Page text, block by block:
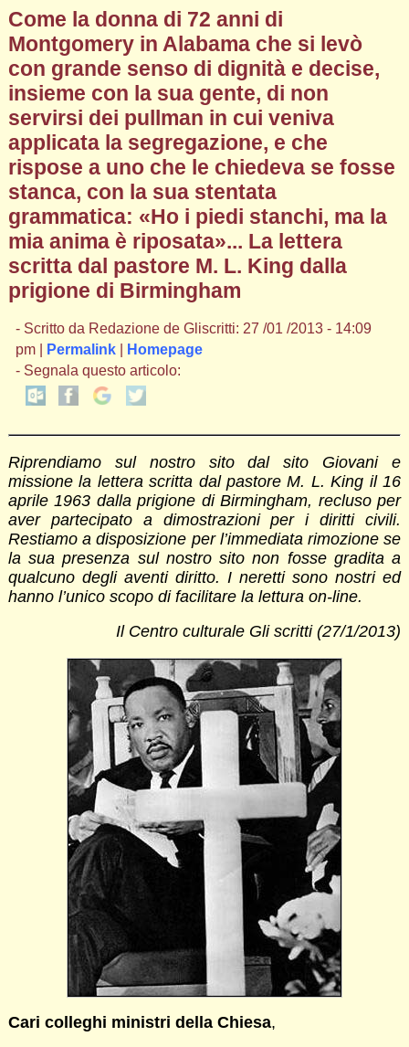
Come la donna di 72 anni di
Montgomery in Alabama che si levò
con grande senso di dignità e decise,
insieme con la sua gente, di non
servirsi dei pullman in cui veniva
applicata la segregazione, e che
rispose a uno che le chiedeva se fosse
stanca, con la sua stentata
grammatica: «Ho i piedi stanchi, ma la
mia anima è riposata»... La lettera
scritta dal pastore M. L. King dalla
prigione di Birmingham
- Scritto da Redazione de Gliscritti: 27 /01 /2013 - 14:09
pm |
Permalink|
Homepage
- Segnala questo articolo:
Riprendiamo sul nostro sito dal sito Giovani e
missione la lettera scritta dal pastore M. L. King il 16
aprile 1963 dalla prigione di Birmingham, recluso per
aver partecipato a dimostrazioni per i diritti civili.
Restiamo a disposizione per l’immediata rimozione se
la sua presenza sul nostro sito non fosse gradita a
qualcuno degli aventi diritto. I neretti sono nostri ed
hanno l’unico scopo di facilitare la lettura on-line.
Il Centro culturale Gli scritti (27/1/2013)
Cari colleghi ministri della Chiesa,